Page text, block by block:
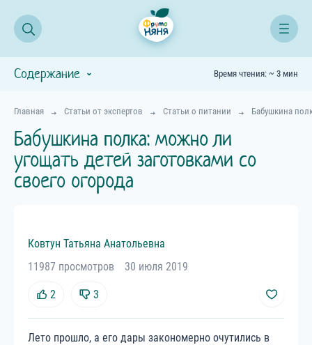
Главная Статьи от экспертов Статьи о питании Бабушкина
Бабушкина полка: можно ли
угощать детей заготовками со
своего огорода
Ковтун Татьяна Анатольевна
11987 просмотров
30 июля 2019
2 3
Лето прошло, а его дары закономерно очутились в
Содержание Время чтения: ~ 3 мин